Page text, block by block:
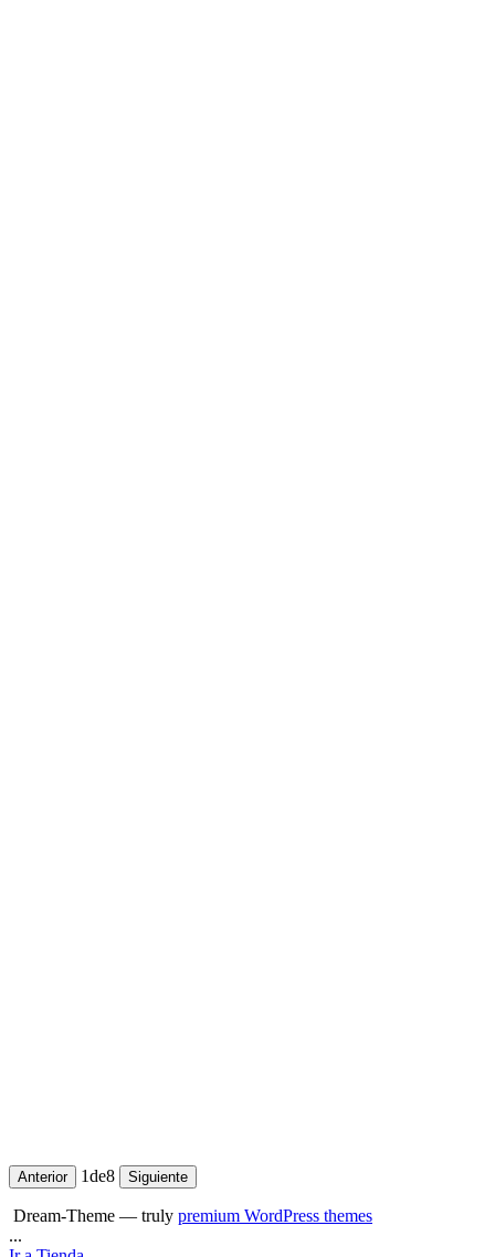
Anterior 1de8 Siguiente
Dream-Theme — truly premium WordPress themes
...